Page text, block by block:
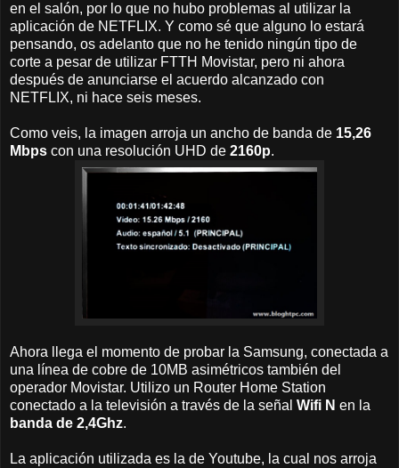
en el salón, por lo que no hubo problemas al utilizar la
aplicación de NETFLIX. Y como sé que alguno lo estará
pensando, os adelanto que no he tenido ningún tipo de
corte a pesar de utilizar FTTH Movistar, pero ni ahora
después de anunciarse el acuerdo alcanzado con
NETFLIX, ni hace seis meses.
Como veis, la imagen arroja un ancho de banda de 15,26
Mbps con una resolución UHD de 2160p.
Ahora llega el momento de probar la Samsung, conectada a
una línea de cobre de 10MB asimétricos también del
operador Movistar. Utilizo un Router Home Station
conectado a la televisión a través de la señal Wifi N en la
banda de 2,4Ghz.
La aplicación utilizada es la de Youtube, la cual nos arroja